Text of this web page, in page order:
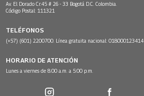
Av. El Dorado Cr.45 # 26 - 33 Bogotá D.C. Colombia.
Código Postal: 111321
TELÉFONOS
(+57) (601) 2200700. Línea gratuita nacional: 018000123414
HORARIO DE ATENCIÓN
Lunes a viernes de 8:00 a.m. a 5:00 p.m.